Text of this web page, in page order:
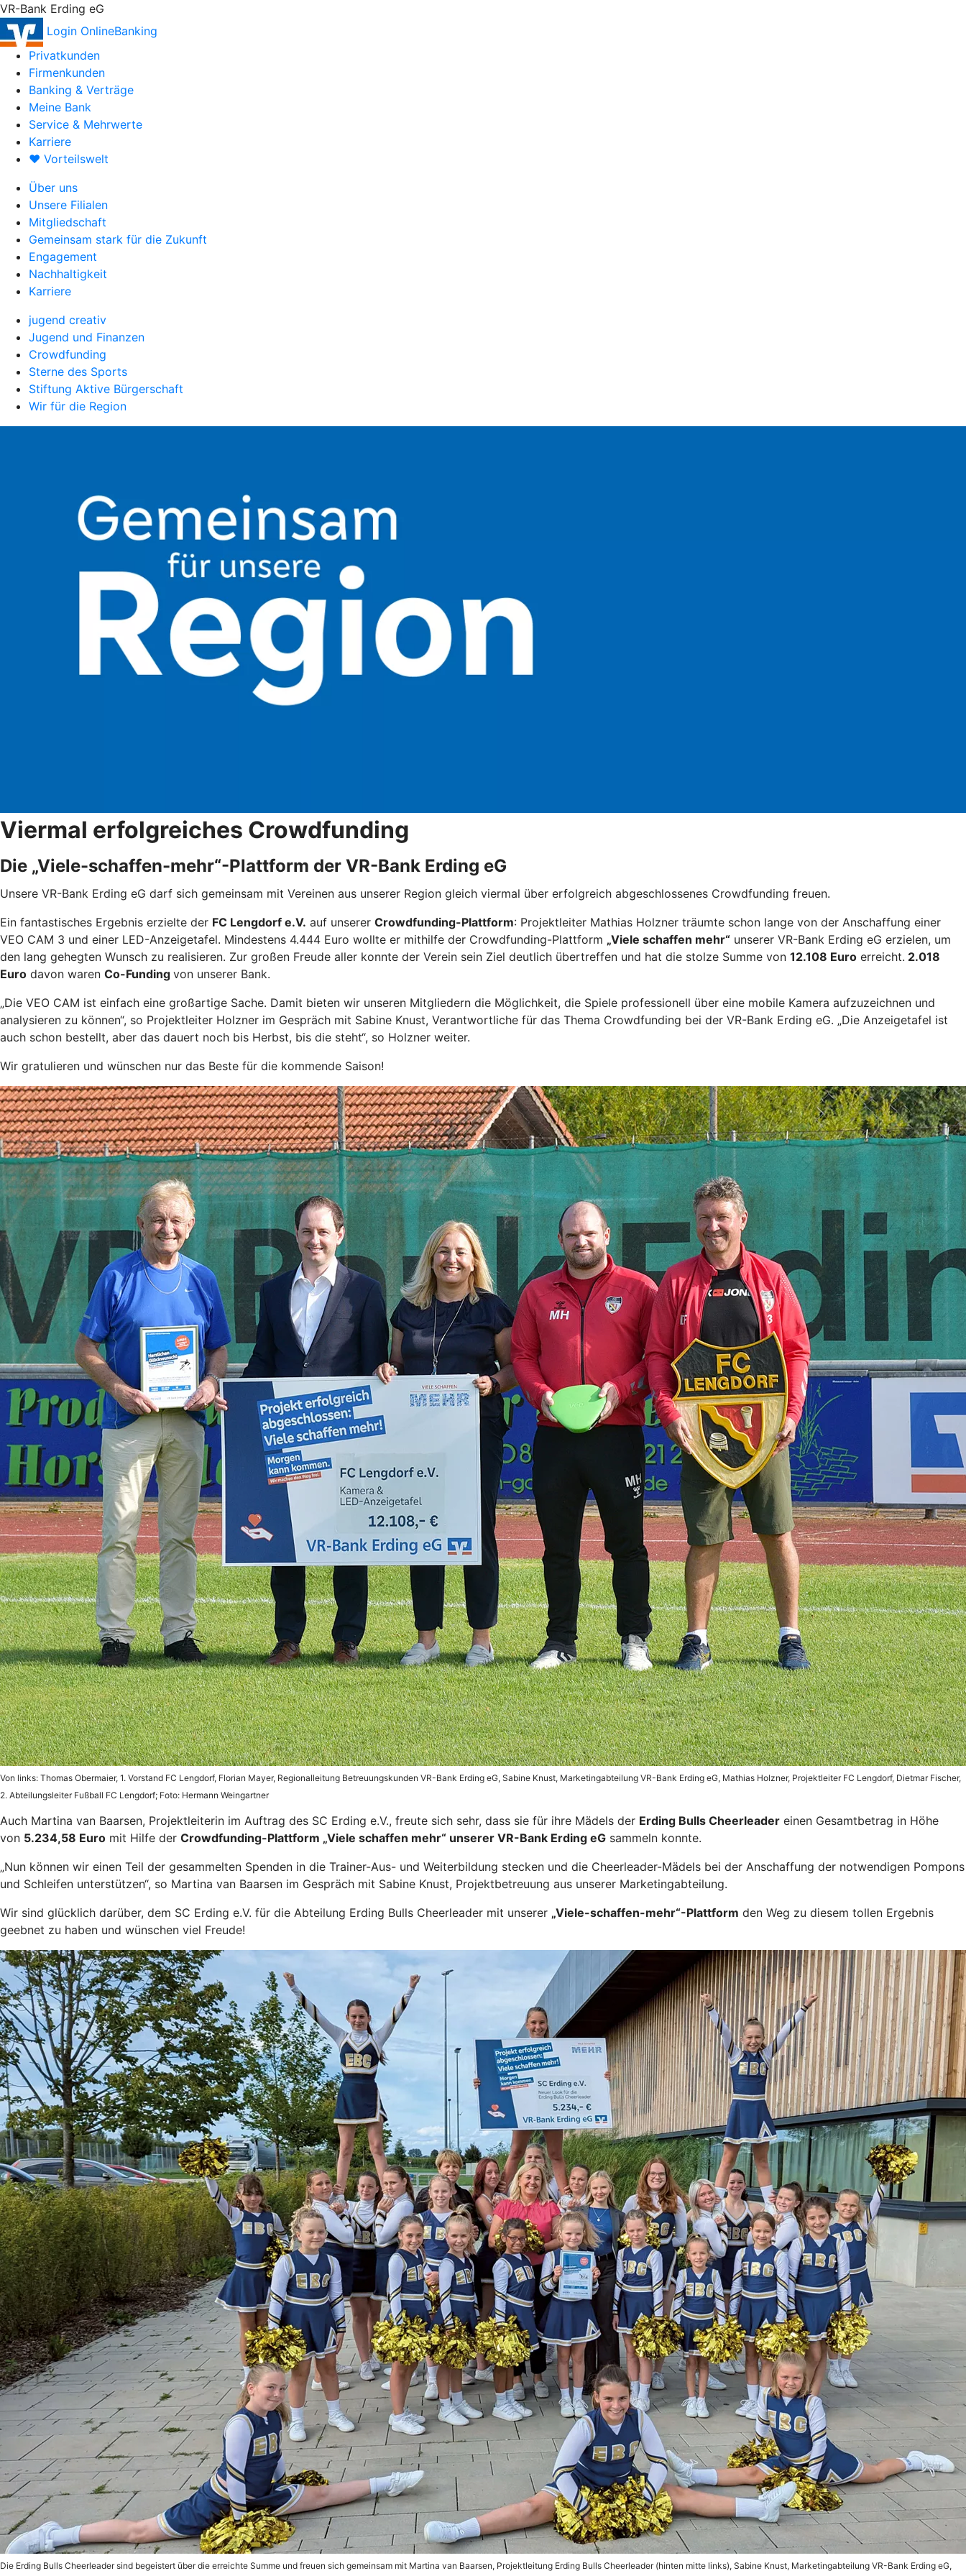
VR-Bank Erding eG
Login OnlineBanking
Privatkunden
Firmenkunden
Banking & Verträge
Meine Bank
Service & Mehrwerte
Karriere
♥ Vorteilswelt
Über uns
Unsere Filialen
Mitgliedschaft
Gemeinsam stark für die Zukunft
Engagement
Nachhaltigkeit
Karriere
jugend creativ
Jugend und Finanzen
Crowdfunding
Sterne des Sports
Stiftung Aktive Bürgerschaft
Wir für die Region
Viermal erfolgreiches Crowdfunding
Die „Viele-schaffen-mehr“-Plattform der VR-Bank Erding eG
Unsere VR-Bank Erding eG darf sich gemeinsam mit Vereinen aus unserer Region gleich viermal über erfolgreich abgeschlossenes Crowdfunding freuen.
Ein fantastisches Ergebnis erzielte der FC Lengdorf e.V. auf unserer Crowdfunding-Plattform: Projektleiter Mathias Holzner träumte schon lange von der Anschaffung einer
VEO CAM 3 und einer LED-Anzeigetafel. Mindestens 4.444 Euro wollte er mithilfe der Crowdfunding-Plattform „Viele schaffen mehr“ unserer VR-Bank Erding eG erzielen, um
den lang gehegten Wunsch zu realisieren. Zur großen Freude aller konnte der Verein sein Ziel deutlich übertreffen und hat die stolze Summe von 12.108 Euro erreicht. 2.018
Euro davon waren Co-Funding von unserer Bank.
„Die VEO CAM ist einfach eine großartige Sache. Damit bieten wir unseren Mitgliedern die Möglichkeit, die Spiele professionell über eine mobile Kamera aufzuzeichnen und
analysieren zu können“, so Projektleiter Holzner im Gespräch mit Sabine Knust, Verantwortliche für das Thema Crowdfunding bei der VR-Bank Erding eG. „Die Anzeigetafel ist
auch schon bestellt, aber das dauert noch bis Herbst, bis die steht“, so Holzner weiter.
Wir gratulieren und wünschen nur das Beste für die kommende Saison!
Von links: Thomas Obermaier, 1. Vorstand FC Lengdorf, Florian Mayer, Regionalleitung Betreuungskunden VR-Bank Erding eG, Sabine Knust, Marketingabteilung VR-Bank Erding eG, Mathias Holzner, Projektleiter FC Lengdorf, Dietmar Fischer,
2. Abteilungsleiter Fußball FC Lengdorf; Foto: Hermann Weingartner
Auch Martina van Baarsen, Projektleiterin im Auftrag des SC Erding e.V., freute sich sehr, dass sie für ihre Mädels der Erding Bulls Cheerleader einen Gesamtbetrag in Höhe
von 5.234,58 Euro mit Hilfe der Crowdfunding-Plattform „Viele schaffen mehr“ unserer VR-Bank Erding eG sammeln konnte.
„Nun können wir einen Teil der gesammelten Spenden in die Trainer-Aus- und Weiterbildung stecken und die Cheerleader-Mädels bei der Anschaffung der notwendigen Pompons
und Schleifen unterstützen“, so Martina van Baarsen im Gespräch mit Sabine Knust, Projektbetreuung aus unserer Marketingabteilung.
Wir sind glücklich darüber, dem SC Erding e.V. für die Abteilung Erding Bulls Cheerleader mit unserer „Viele-schaffen-mehr“-Plattform den Weg zu diesem tollen Ergebnis
geebnet zu haben und wünschen viel Freude!
Die Erding Bulls Cheerleader sind begeistert über die erreichte Summe und freuen sich gemeinsam mit Martina van Baarsen, Projektleitung Erding Bulls Cheerleader (hinten mitte links), Sabine Knust, Marketingabteilung VR-Bank Erding eG,